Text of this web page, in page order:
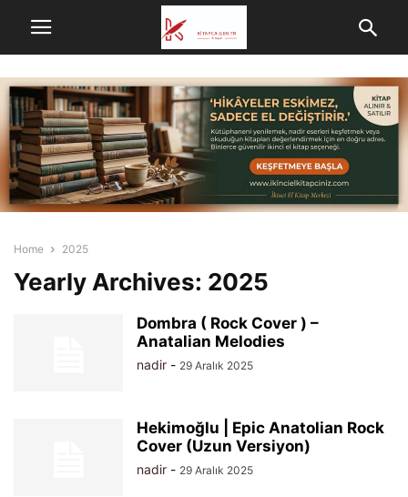
Home 2025
Yearly Archives: 2025
Dombra ( Rock Cover ) –
Anatalian Melodies
nadir - 29 Aralık 2025
Hekimoğlu | Epic Anatolian Rock
Cover (Uzun Versiyon)
nadir - 29 Aralık 2025